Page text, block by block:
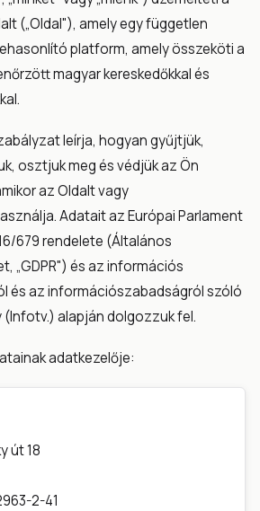
(„Oldal"), amely egy független
platform, amely összeköti a
magyar kereskedőkkal és
leírja, hogyan gyűjtjük,
osztjuk meg és védjük az Ön
az Oldalt vagy
Adatait az Európai Parlament
679 rendelete (Általános
„GDPR") és az információs
és az információszabadságról szóló
(Infotv.) alapján dolgozzuk fel.
adatkezelője:
út 18
2-41